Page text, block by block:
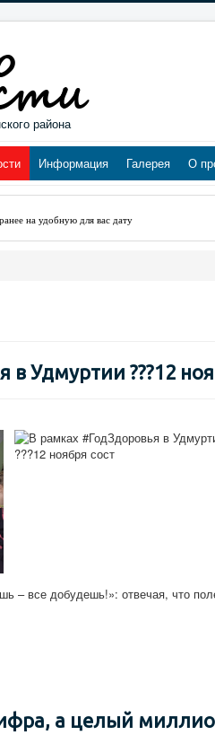
района
Информация Галерея О
на удобную для вас дату
Удмуртии ???12
– все добудешь!»: отвечая, что
а целый